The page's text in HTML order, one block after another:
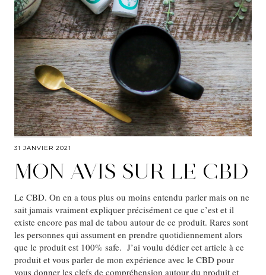
31 JANVIER 2021
MON AVIS SUR LE CBD
Le CBD. On en a tous plus ou moins entendu parler mais on ne
sait jamais vraiment expliquer précisément ce que c’est et il
existe encore pas mal de tabou autour de ce produit. Rares sont
les personnes qui assument en prendre quotidiennement alors
que le produit est 100% safe. J’ai voulu dédier cet article à ce
produit et vous parler de mon expérience avec le CBD pour
vous donner les clefs de compréhension autour du produit et